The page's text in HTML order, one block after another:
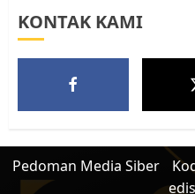
KONTAK KAMI
Pedoman Media Siber